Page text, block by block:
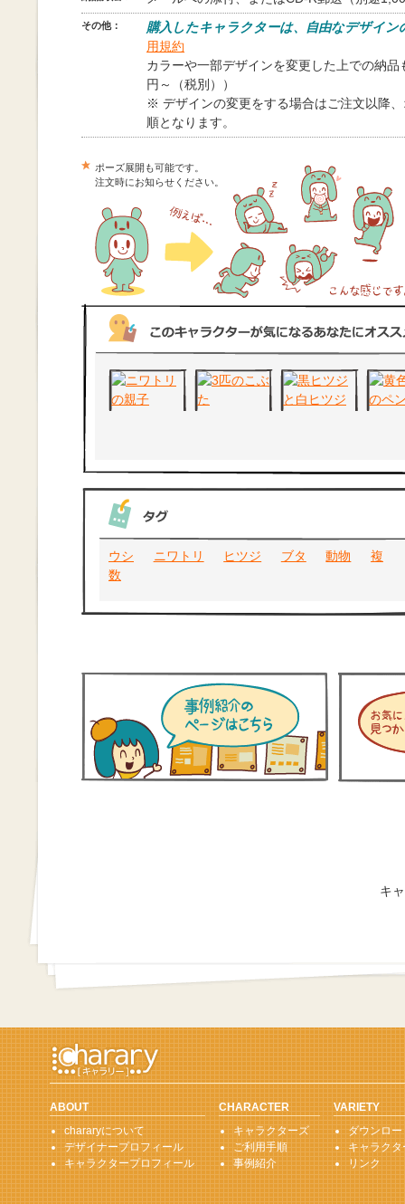
その他：
購入したキャラクターは、自由なデザイン
用規約
カラーや一部デザインを変更した上での納
円～（税別））
※ デザインの変更をする場合はご注文以降
順となります。
ポーズ展開も可能です。
注文時にお知らせください。
ウシ ニワトリ ヒツジ ブタ 動物
複
数
キ
ABOUT
chararyについて
デザイナープロフィール
キャラクタープロフィール
CHARACTER
キャラクターズ
ご利用手順
事例紹介
VARIETY
ダウンロ
キャラク
リンク